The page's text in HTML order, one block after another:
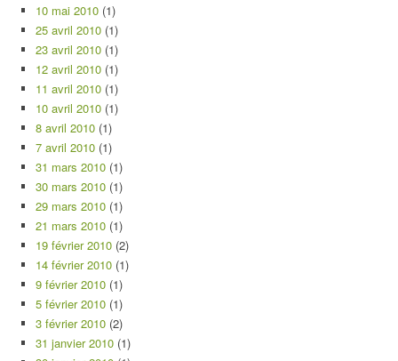
10 mai 2010 (1)
25 avril 2010 (1)
23 avril 2010 (1)
12 avril 2010 (1)
11 avril 2010 (1)
10 avril 2010 (1)
8 avril 2010 (1)
7 avril 2010 (1)
31 mars 2010 (1)
30 mars 2010 (1)
29 mars 2010 (1)
21 mars 2010 (1)
19 février 2010 (2)
14 février 2010 (1)
9 février 2010 (1)
5 février 2010 (1)
3 février 2010 (2)
31 janvier 2010 (1)